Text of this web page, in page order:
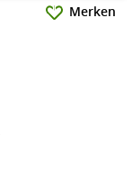
Merken